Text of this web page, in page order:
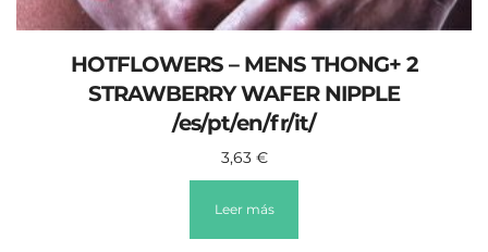
HOTFLOWERS – MENS THONG+ 2
STRAWBERRY WAFER NIPPLE
/es/pt/en/fr/it/
3,63 €
Leer más